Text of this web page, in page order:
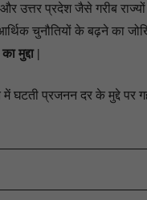
और उत्तर प्रदेश जैसे गरीब
चुनौतियों के बढ़ने का
मुद्दा |
घटती प्रजनन दर के मुद्दे पर